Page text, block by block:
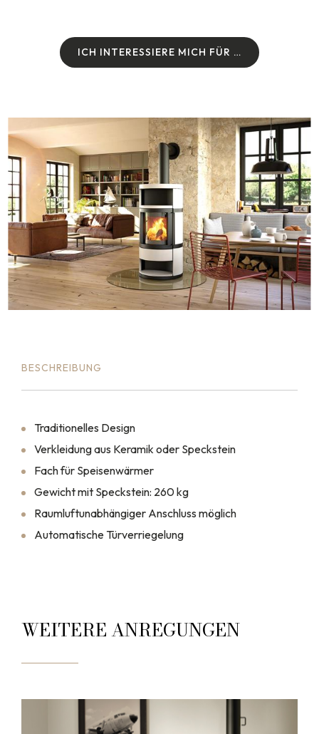
ICH INTERESSIERE MICH FÜR …
ICH INTERESSIERE MICH FÜR …
BESCHREIBUNG
Traditionelles Design
Verkleidung aus Keramik oder Speckstein
Fach für Speisenwärmer
Gewicht mit Speckstein: 260 kg
Raumluftunabhängiger Anschluss möglich
Automatische Türverriegelung
WEITERE ANREGUNGEN